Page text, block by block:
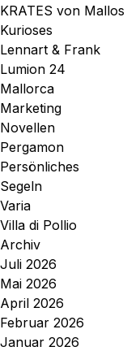
KRATES von Mallos
Kurioses
Lennart & Frank
Lumion 24
Mallorca
Marketing
Novellen
Pergamon
Persönliches
Segeln
Varia
Villa di Pollio
Archiv
Juli 2026
Mai 2026
April 2026
Februar 2026
Januar 2026